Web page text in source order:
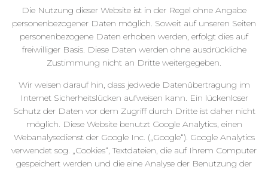
Die Nutzung dieser Website ist in der Regel ohne Angabe
personenbezogener Daten möglich. Soweit auf unseren Seiten
personenbezogene Daten erhoben werden, erfolgt dies auf
freiwilliger Basis. Diese Daten werden ohne ausdrückliche
Zustimmung nicht an Dritte weitergegeben.
Wir weisen darauf hin, dass jedwede Datenübertragung im
Internet Sicherheitslücken aufweisen kann. Ein lückenloser
Schutz der Daten vor dem Zugriff durch Dritte ist daher nicht
möglich. Diese Website benutzt Google Analytics, einen
Webanalysedienst der Google Inc. („Google“). Google Analytics
verwendet sog. „Cookies“, Textdateien, die auf Ihrem Computer
gespeichert werden und die eine Analyse der Benutzung der